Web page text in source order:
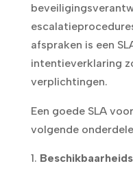
afspraken is een
intentieverklaring
verplichtingen.
Een goede SLA
volgende